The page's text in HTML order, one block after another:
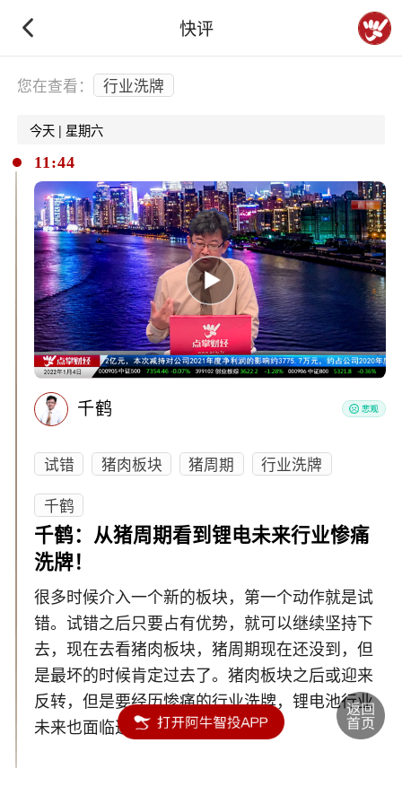
快评
下拉刷新
您在查看： 行业洗牌
今天 | 星期六
11:44
千鹤
试错 猪肉板块 猪周期
行业洗牌
千鹤
千鹤：从猪周期看到锂电未来行业惨痛
洗牌！
很多时候介入一个新的板块，第一个动作就是试
错。试错之后只要占有优势，就可以继续坚持下
去，现在去看猪肉板块，猪周期现在还没到，但
是最坏的时候肯定过去了。猪肉板块之后或迎来
反转，但是要经历惨痛的行业洗牌，锂电池行业
未来也面临这个问题。